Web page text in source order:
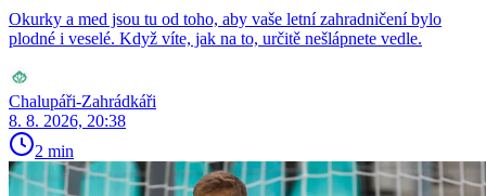
Okurky a med jsou tu od toho, aby vaše letní zahradničení bylo
plodné i veselé. Když víte, jak na to, určitě nešlápnete vedle.
Chalupáři-Zahrádkáři
8. 8. 2026, 20:38
2 min